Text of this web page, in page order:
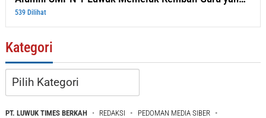
539 Dilihat
Kategori
Kategori
PT. LUWUK TIMES BERKAH REDAKSI
PEDOMAN MEDIA SIBER